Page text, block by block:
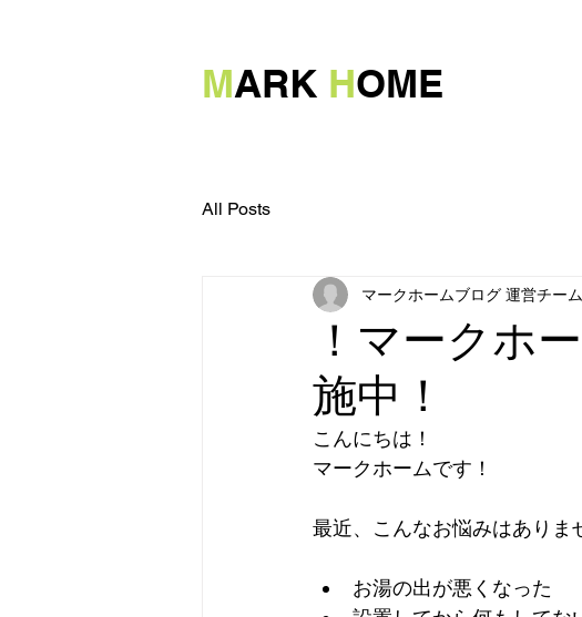
MARK HOME
All Posts
！マークホ
施中！
マークホームブログ 運営チーム
こんにちは！
マークホームです！
最近、こんなお悩みはありま
お湯の出が悪くなった